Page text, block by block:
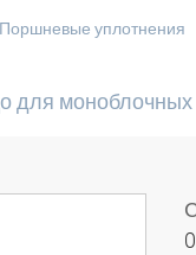
Поршневые уплотнения
для